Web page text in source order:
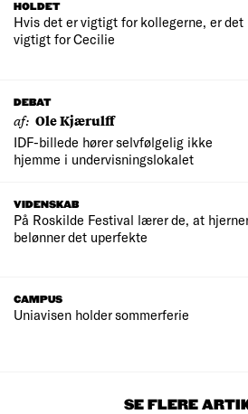
HOLDET
Hvis det er vigtigt for kollegerne, er det
vigtigt for Cecilie
DEBAT
af: Ole Kjærulff
IDF-billede hører selvfølgelig ikke
hjemme i undervisningslokalet
VIDENSKAB
På Roskilde Festival lærer de, at
belønner det uperfekte
CAMPUS
Uniavisen holder sommerferie
SE FLERE